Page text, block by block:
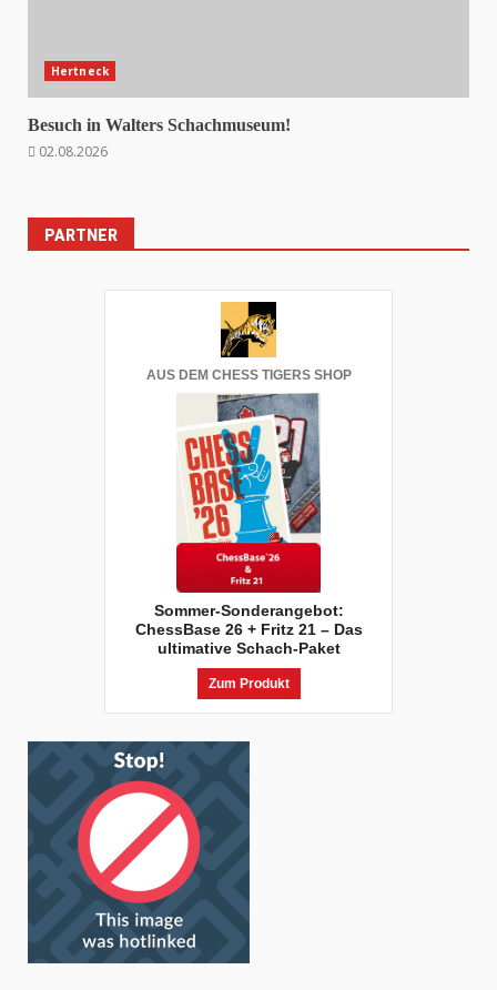
Hertneck
Besuch in Walters Schachmuseum!
02.08.2026
PARTNER
AUS DEM CHESS TIGERS SHOP
Sommer-Sonderangebot:
ChessBase 26 + Fritz 21 – Das
ultimative Schach-Paket
Zum Produkt